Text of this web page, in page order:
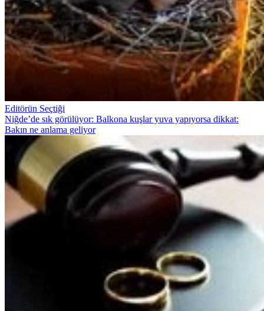
Editörün Seçtiği
Niğde’de sık görülüyor: Balkona kuşlar yuva yapıyorsa dikkat:
Bakın ne anlama geliyor